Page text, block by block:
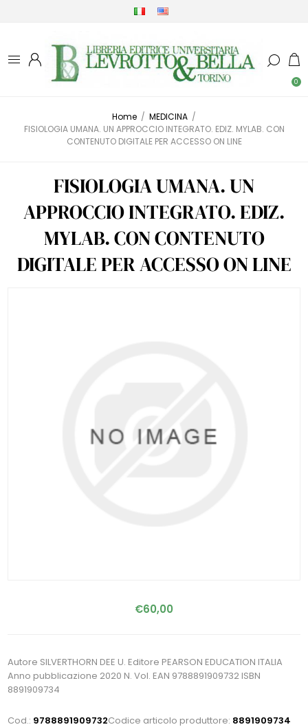
0
Home / MEDICINA /
FISIOLOGIA UMANA. UN APPROCCIO INTEGRATO. EDIZ. MYLAB. CON
CONTENUTO DIGITALE PER ACCESSO ON LINE
FISIOLOGIA UMANA. UN
APPROCCIO INTEGRATO. EDIZ.
MYLAB. CON CONTENUTO
DIGITALE PER ACCESSO ON LINE
€60,00
Autore SILVERTHORN DEE U. Editore PEARSON EDUCATION ITALIA
Anno pubblicazione 2020 N. Vol. EAN 9788891909732 ISBN
8891909734
Cod.: 9788891909732Codice articolo produttore: 8891909734